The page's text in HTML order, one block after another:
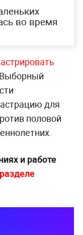
во время
для
половой
и работе